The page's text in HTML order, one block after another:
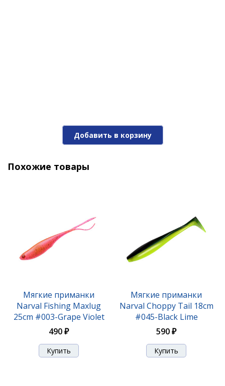
Мягкие приманки Narval Choppy Tail 12cm #045-
Black Lime
Мягкие приманки Narval Choppy Tail 14cm #025-
Добавить в корзину
Похожие товары
Мягкие приманки
Narval Fishing Maxlug
25cm #003-Grape Violet
490 ₽
Мягкие приманки
Narval Choppy Tail 18cm
#045-Black Lime
590 ₽